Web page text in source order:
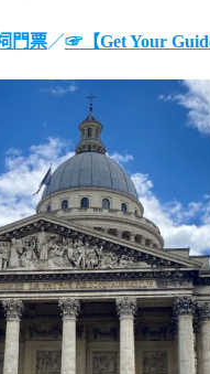
門票／☞【Get Your